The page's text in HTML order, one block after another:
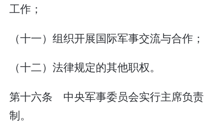
工作；
（十一）组织开展国际军事交流与合作；
（十二）法律规定的其他职权。
第十六条 中央军事委员会实行主席负责
制。